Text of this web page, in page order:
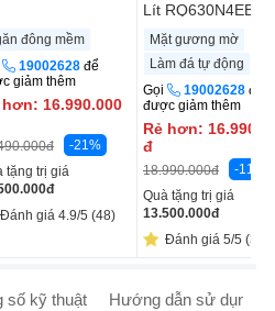
đông mềm
19002628 để
giảm thêm
hơn: 16.990.000
đ
-21%
tặng trị giá
đ
Đánh giá 4.9/5 (48)
Lít
Mặt gương mờ
Làm đá tự động
Gọi 19002628 để
được giảm thêm
Rẻ hơn:
đ
18.990.000đ
-11%
Quà tặng trị giá
13.500.000đ
Đánh giá 5/5 (3)
số kỹ thuật Hướng dẫn sử dụng